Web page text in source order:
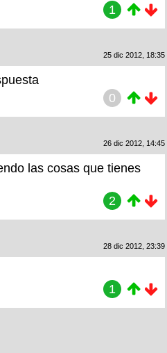
1
25 dic 2012, 18:35
0
26 dic 2012, 14:45
las cosas que tienes
2
28 dic 2012, 23:39
1